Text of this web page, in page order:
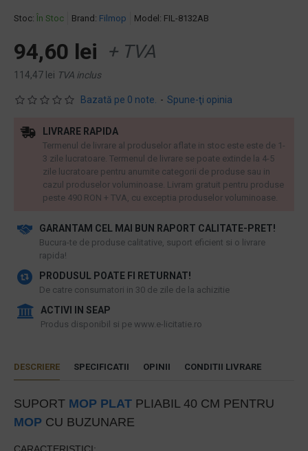
Stoc: În Stoc Brand: Filmop Model: FIL-8132AB
Bazată pe 0 note. - Spune-ţi opinia
94,60 lei + TVA
114,47 lei TVA inclus
GARANTAM CEL MAI BUN RAPORT CALITATE-PRET!
​Bucura-te de produse calitative, suport eficient si o livrare
rapida!
PRODUSUL POATE FI RETURNAT!
De catre consumatori in 30 de zile de la achizitie
ACTIVI IN SEAP
Produs disponibil si pe www.e-licitatie.ro
LIVRARE RAPIDA
Termenul de livrare al produselor aflate in stoc este este de 1-
3 zile lucratoare. Termenul de livrare se poate extinde la 4-5
zile lucratoare pentru anumite categorii de produse sau in
cazul produselor voluminoase. Livram gratuit pentru produse
peste 490 RON + TVA, cu exceptia produselor voluminoase.
DESCRIERE SPECIFICATII OPINII CONDITII LIVRARE
SUPORT MOP PLAT PLIABIL 40 CM PENTRU
MOP CU BUZUNARE